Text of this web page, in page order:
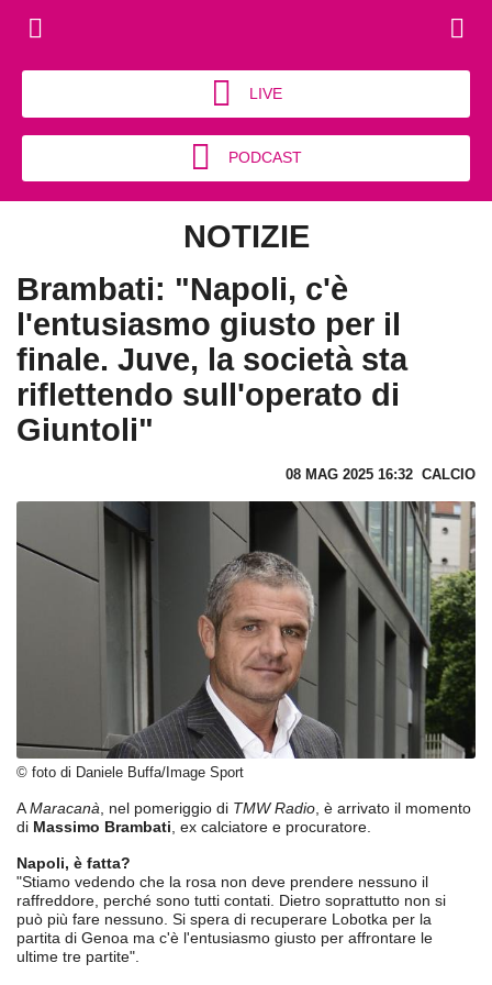
LIVE
PODCAST
NOTIZIE
Brambati: "Napoli, c'è
l'entusiasmo giusto per il
finale. Juve, la società sta
riflettendo sull'operato di
Giuntoli"
08 MAG 2025 16:32 CALCIO
© foto di Daniele Buffa/Image Sport
AMaracanà, nel pomeriggio di TMW Radio, è arrivato il momento
di Massimo Brambati, ex calciatore e procuratore.
Napoli, è fatta?
"Stiamo vedendo che la rosa non deve prendere nessuno il
raffreddore, perché sono tutti contati. Dietro soprattutto non si
può più fare nessuno. Si spera di recuperare Lobotka per la
partita di Genoa ma c'è l'entusiasmo giusto per affrontare le
ultime tre partite".